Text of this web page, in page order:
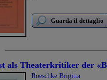
Guarda il dettaglio
als Theaterkritiker der
Roeschke Brigitta